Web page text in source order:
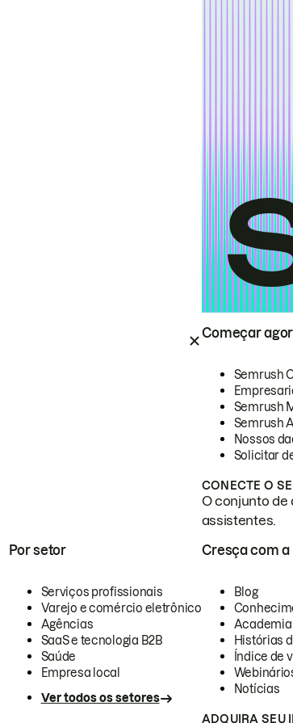
Começar
Semrush
Semrush
Semrush
Nossos
Solicitar
CONECTE O
O conjunto de
assistentes.
Por setor
Serviços profissionais
Varejo e comércio eletrônico
Agências
SaaS e tecnologia B2B
Saúde
Empresa local
Ver todos os setores
Cresça com a
Blog
Academia
Histórias
Índice de
Notícias
ADQUIRA SEU